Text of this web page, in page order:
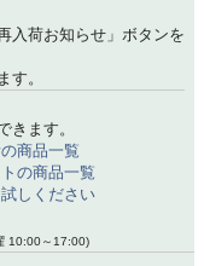
入荷お知らせ」ボタンを
す。
きます。
商品一覧
の商品一覧
しください
10:00～17:00)